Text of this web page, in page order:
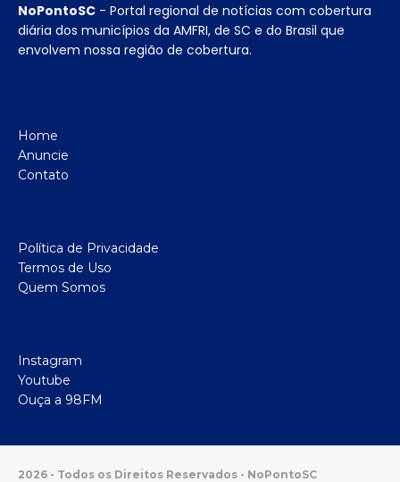
NoPontoSC - Portal regional de notícias com cobertura
diária dos municípios da AMFRI, de SC e do Brasil que
envolvem nossa região de cobertura.
Home
Anuncie
Contato
Política de Privacidade
Termos de Uso
Quem Somos
Instagram
Youtube
Ouça a 98FM
2026 - Todos os Direitos Reservados - NoPontoSC